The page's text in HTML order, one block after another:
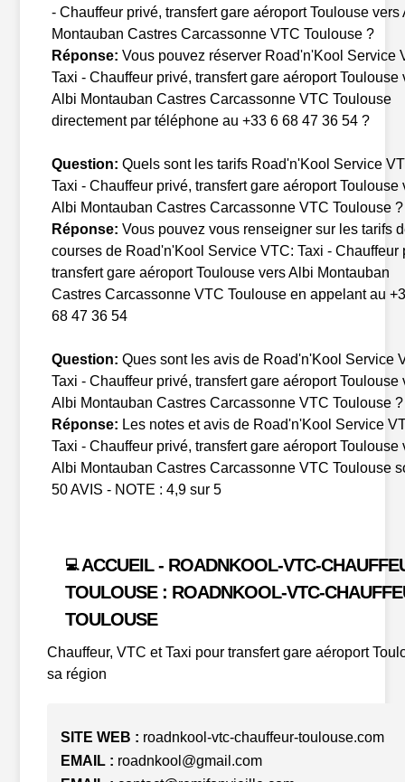
- Chauffeur privé, transfert gare aéroport Toulouse vers
Montauban Castres Carcassonne VTC Toulouse ?
Réponse: Vous pouvez réserver Road'n'Kool Service
Taxi - Chauffeur privé, transfert gare aéroport Toulouse
Albi Montauban Castres Carcassonne VTC Toulouse
directement par téléphone au +33 6 68 47 36 54 ?
Question: Quels sont les tarifs Road'n'Kool Service
Taxi - Chauffeur privé, transfert gare aéroport Toulouse
Albi Montauban Castres Carcassonne VTC Toulouse ?
Réponse: Vous pouvez vous renseigner sur les tarifs
courses de Road'n'Kool Service VTC: Taxi - Chauffeur
transfert gare aéroport Toulouse vers Albi Montauban
Castres Carcassonne VTC Toulouse en appelant au
68 47 36 54
Question: Ques sont les avis de Road'n'Kool Service
Taxi - Chauffeur privé, transfert gare aéroport Toulouse
Albi Montauban Castres Carcassonne VTC Toulouse ?
Réponse: Les notes et avis de Road'n'Kool Service
Taxi - Chauffeur privé, transfert gare aéroport Toulouse
Albi Montauban Castres Carcassonne VTC Toulouse
50 AVIS - NOTE : 4,9 sur 5
💻ACCUEIL - ROADNKOOL-VTC-
TOULOUSE : ROADNKOOL-VTC-
TOULOUSE
Chauffeur, VTC et Taxi pour transfert gare aéroport
sa région
SITE WEB : roadnkool-vtc-chauffeur-toulouse.com
EMAIL : roadnkool@gmail.com